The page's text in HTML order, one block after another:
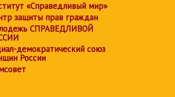
«Справедливый мир»
защиты прав граждан
СПРАВЕДЛИВОЙ
демократический союз
России